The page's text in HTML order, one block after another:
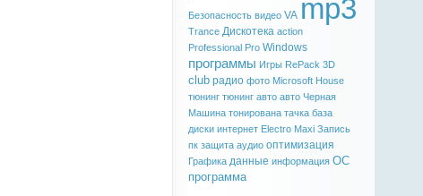
Безопасность видео VA mp3
Trance Дискотека action
Professional Pro Windows
программы Игры RePack 3D
club радио фото Microsoft House
тюнинг тюнинг авто авто Черная
Машина тонирована тачка база
диски интернет Electro Maxi Запись
пк защита аудио оптимизация
Графика данные информация ОС
программа